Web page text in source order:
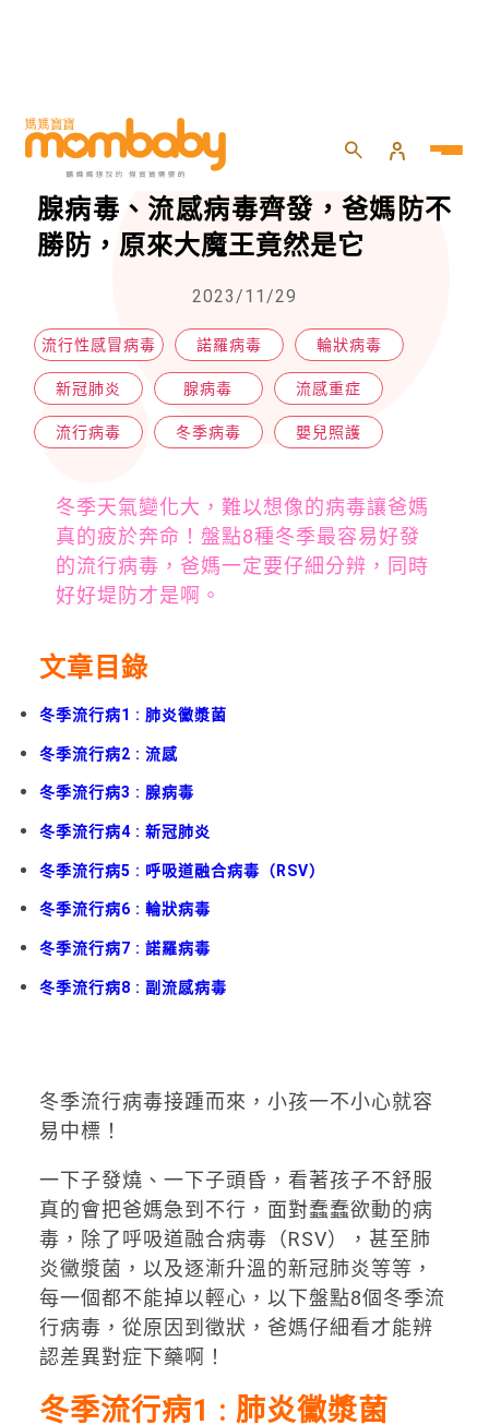
HOME 嬰兒 嬰兒照護
盤點8個秋冬流行病毒！黴漿菌、
腺病毒、流感病毒齊發，爸媽防不
勝防，原來大魔王竟然是它
2023/11/29
流行性感冒病毒 諾羅病毒 輪狀病毒
新冠肺炎 腺病毒 流感重症
流行病毒 冬季病毒 嬰兒照護
冬季天氣變化大，難以想像的病毒讓爸媽
真的疲於奔命！盤點8種冬季最容易好發
的流行病毒，爸媽一定要仔細分辨，同時
好好堤防才是啊。
文章目錄
冬季流行病1 : 肺炎黴漿菌
冬季流行病2 : 流感
冬季流行病3 : 腺病毒
冬季流行病4 : 新冠肺炎
冬季流行病5 : 呼吸道融合病毒（RSV）
冬季流行病6 : 輪狀病毒
冬季流行病7 : 諾羅病毒
冬季流行病8 : 副流感病毒
冬季流行病毒接踵而來，小孩一不小心就容
易中標！
一下子發燒、一下子頭昏，看著孩子不舒服
真的會把爸媽急到不行，面對蠢蠢欲動的病
毒，除了呼吸道融合病毒（RSV），甚至肺
炎黴漿菌，以及逐漸升溫的新冠肺炎等等，
每一個都不能掉以輕心，以下盤點8個冬季流
行病毒，從原因到徵狀，爸媽仔細看才能辨
認差異對症下藥啊！
冬季流行病1 : 肺炎黴漿菌